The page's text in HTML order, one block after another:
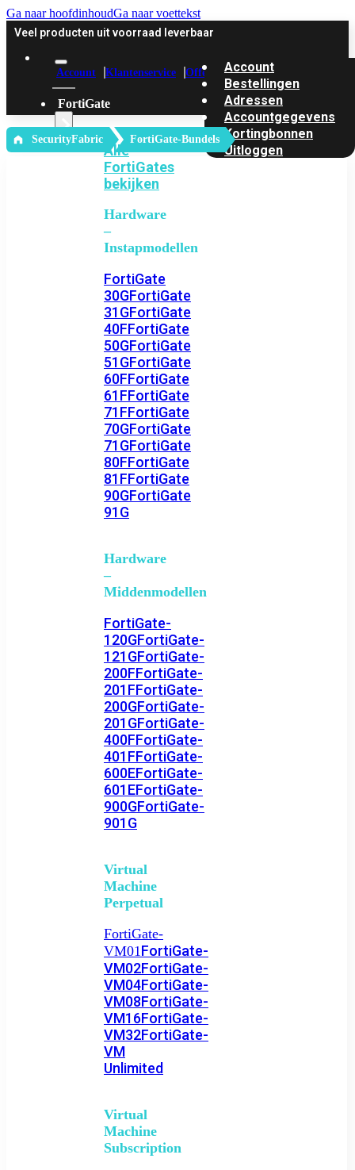
Ga naar hoofdinhoudGa naar voettekst
Veel producten uit voorraad leverbaar
Account Klantenservice Offerte
FortiGate
Alle
FortiGates
bekijken
Hardware
–
Instapmodellen
FortiGate
30GFortiGate
31GFortiGate
40FFortiGate
50GFortiGate
51GFortiGate
60FFortiGate
61FFortiGate
71FFortiGate
70GFortiGate
71GFortiGate
80FFortiGate
81FFortiGate
90GFortiGate
91G
Hardware
–
Middenmodellen
FortiGate-
120GFortiGate-
121GFortiGate-
200FFortiGate-
201FFortiGate-
200GFortiGate-
201GFortiGate-
400FFortiGate-
401FFortiGate-
600EFortiGate-
601EFortiGate-
900GFortiGate-
901G
Virtual
Machine
Perpetual
FortiGate-
VM01FortiGate-
VM02FortiGate-
VM04FortiGate-
VM08FortiGate-
VM16FortiGate-
VM32FortiGate-
VM
Unlimited
Virtual
Machine
Subscription
Account
Bestellingen
Adressen
Accountgegevens
Kortingbonnen
Uitloggen
‎ SecurityFabric FortiGate-Bundels